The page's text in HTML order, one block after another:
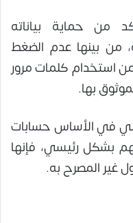
من حماية بياناته
من بينها عدم الضغط
استخدام كلمات مرور
بها.
في الأساس حسابات
بشكل رئيسي، فإنها
غير المصرح به.